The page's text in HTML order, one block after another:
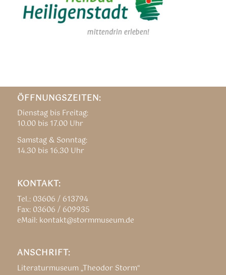
ÖFFNUNGSZEITEN:
Dienstag bis Freitag:
10.00 bis 17.00 Uhr
Samstag & Sonntag:
14.30 bis 16.30 Uhr
KONTAKT:
Tel.: 03606 / 613794
Fax: 03606 / 609935
eMail: kontakt@stormmuseum.de
ANSCHRIFT:
Literaturmuseum „Theodor Storm“